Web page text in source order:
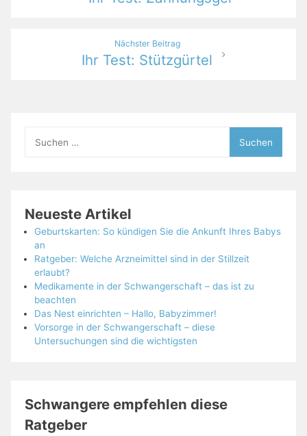
Nächster Beitrag
Ihr Test: Stützgürtel
nach:
Neueste Artikel
Geburtskarten: So kündigen Sie die Ankunft Ihres Babys
an
Ratgeber: Welche Arzneimittel sind in der Stillzeit
erlaubt?
Medikamente in der Schwangerschaft – das ist zu
beachten
Das Nest einrichten – Hallo, Babyzimmer!
Vorsorge in der Schwangerschaft – diese
Untersuchungen sind die wichtigsten
Schwangere empfehlen diese
Ratgeber